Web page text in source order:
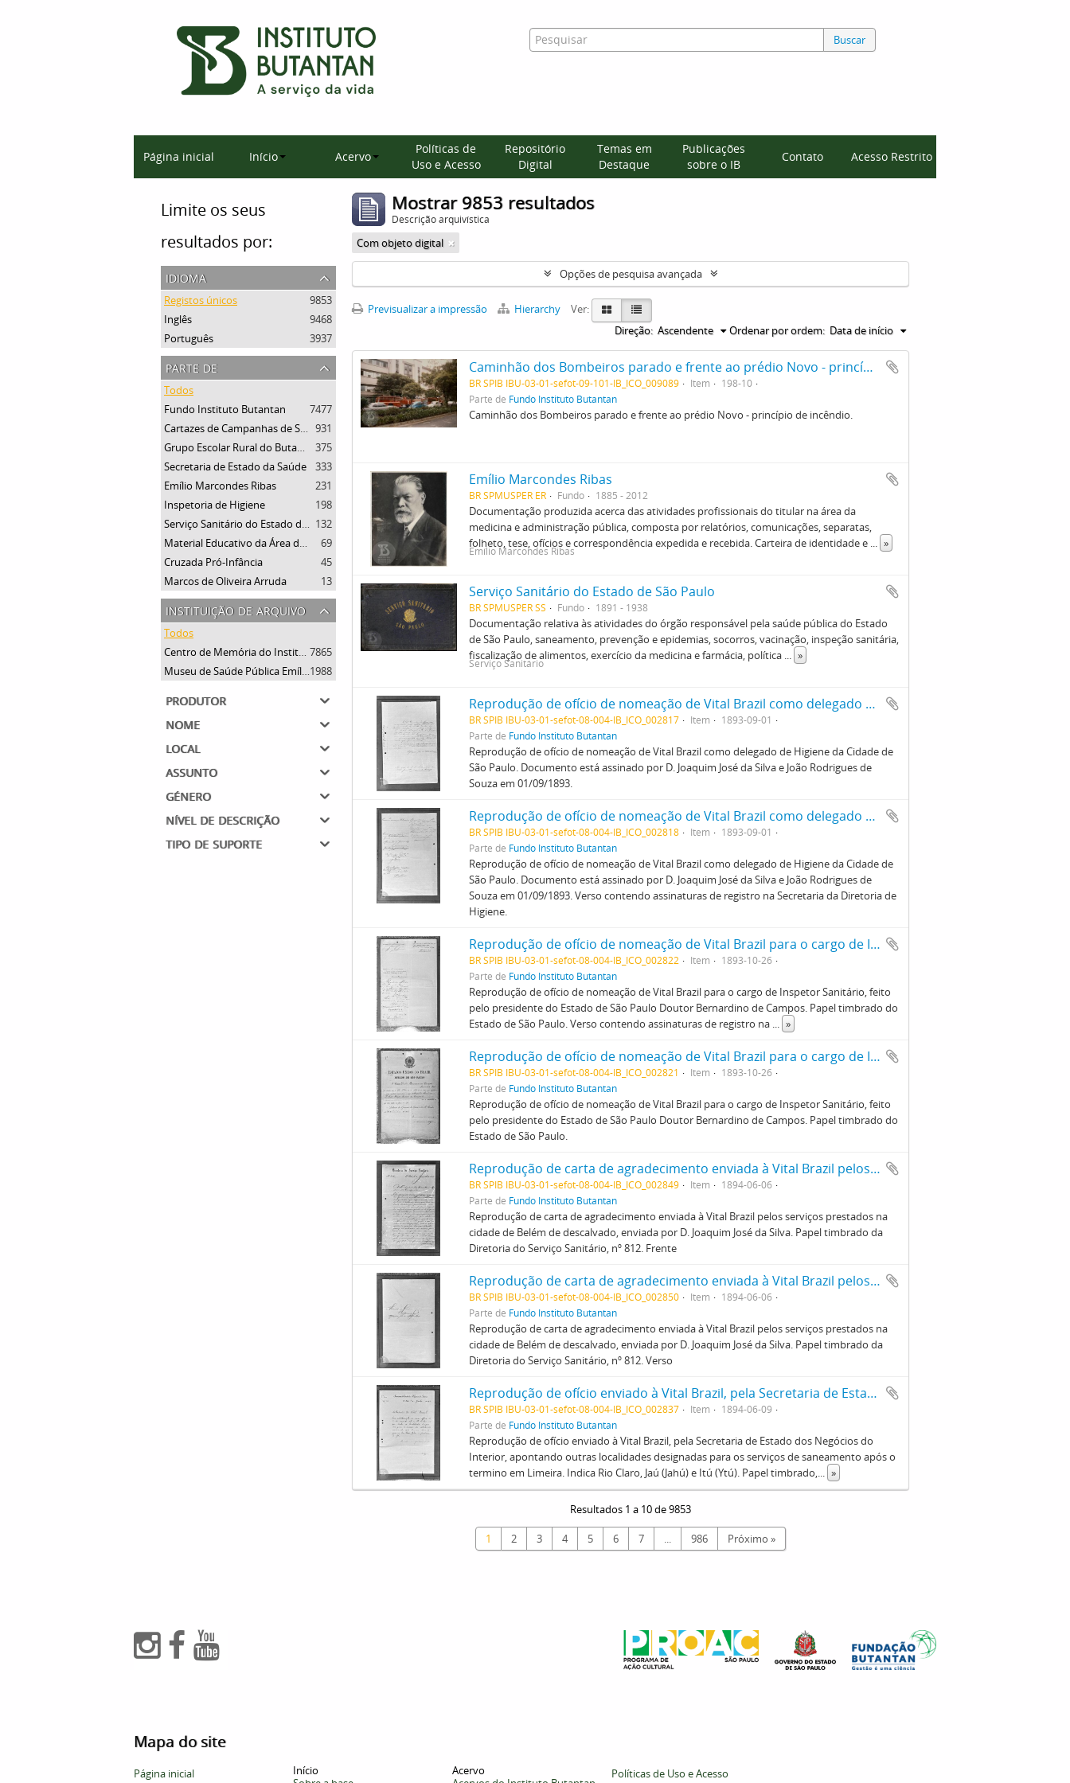
Buscar
Página inicial Início Acervo
Políticas de
Uso e Acesso
Repositório
Digital
Temas em
Destaque
Publicações
sobre o IB
Contato Acesso Restrito
Limite os seus
resultados por:
idioma
Registos únicos
9853
Inglês
9468
Português
3937
parte de
Todos
Fundo Instituto Butantan
7477
Cartazes de Campanhas de Saúde 931
Grupo Escolar Rural do Butantan
375
Secretaria de Estado da Saúde
333
Emílio Marcondes Ribas
231
Inspetoria de Higiene
198
Serviço Sanitário do Estado de São Paulo 132
Material Educativo da Área da Saúde
69
Cruzada Pró-Infância
45
Marcos de Oliveira Arruda
13
instituição de arquivo
Todos
Centro de Memória do Instituto Butantan 7865
Museu de Saúde Pública Emílio Ribas1988
produtor
nome
local
assunto
género
nível de descrição
tipo de suporte
Mostrar 9853 resultados
Descrição arquivística
Com objeto digital
Opções de pesquisa avançada
Previsualizar a impressão Hierarchy
Ver:
Ordenar por ordem: Data de início
Direção: Ascendente
Caminhão dos Bombeiros parado e frente ao prédio Novo - princípio de incêndio.
BR SPIB IBU-03-01-sefot-09-101-IB_ICO_009089 Item
198-10
Parte de Fundo Instituto Butantan
Caminhão dos Bombeiros parado e frente ao prédio Novo - princípio de incêndio.
Emílio Marcondes Ribas
BR SPMUSPER ER Fundo 1885 - 2012
Documentação produzida acerca das atividades profissionais do titular na área da
medicina e administração pública, composta por relatórios, comunicações, separatas,
folheto, tese, ofícios e correspondência expedida e recebida. Carteira de identidade e ... »
Emílio Marcondes Ribas
Serviço Sanitário do Estado de São Paulo
BR SPMUSPER SS Fundo 1891 - 1938
Documentação relativa às atividades do órgão responsável pela saúde pública do Estado
de São Paulo, saneamento, prevenção e epidemias, socorros, vacinação, inspeção sanitária,
fiscalização de alimentos, exercício da medicina e farmácia, política ... »
Serviço Sanitário
Reprodução de ofício de nomeação de Vital Brazil como delegado de Higiene da Cidade de São Paulo. Documento está assinado por D. Joaquim José da Silva e João Rodrigues de Souza em 01/09/1893.
BR SPIB IBU-03-01-sefot-08-004-IB_ICO_002817 Item
1893-09-01
Parte de Fundo Instituto Butantan
Reprodução de ofício de nomeação de Vital Brazil como delegado de Higiene da Cidade de
São Paulo. Documento está assinado por D. Joaquim José da Silva e João Rodrigues de
Souza em 01/09/1893.
Reprodução de ofício de nomeação de Vital Brazil como delegado de Higiene da Cidade de São Paulo. Documento está assinado por D. Joaquim José da Silva e João Rodrigues de Souza em 01/09/1893. Verso contendo assinaturas de registro na Secretaria da Diretoria de Higiene.
BR SPIB IBU-03-01-sefot-08-004-IB_ICO_002818 Item
1893-09-01
Parte de Fundo Instituto Butantan
Reprodução de ofício de nomeação de Vital Brazil como delegado de Higiene da Cidade de
São Paulo. Documento está assinado por D. Joaquim José da Silva e João Rodrigues de
Souza em 01/09/1893. Verso contendo assinaturas de registro na Secretaria da Diretoria de
Higiene.
Reprodução de ofício de nomeação de Vital Brazil para o cargo de Inspetor Sanitário, feito pelo presidente do Estado de São Paulo Doutor Bernardino de Campos. Papel timbrado do Estado de São Paulo. Verso
BR SPIB IBU-03-01-sefot-08-004-IB_ICO_002822 Item
1893-10-26
Parte de Fundo Instituto Butantan
Reprodução de ofício de nomeação de Vital Brazil para o cargo de Inspetor Sanitário, feito
pelo presidente do Estado de São Paulo Doutor Bernardino de Campos. Papel timbrado do
Estado de São Paulo. Verso contendo assinaturas de registro na ... »
Reprodução de ofício de nomeação de Vital Brazil para o cargo de Inspetor Sanitário, feito pelo presidente do Estado de São Paulo Doutor Bernardino de Campos. Papel timbrado do Estado de São Paulo. Frente
BR SPIB IBU-03-01-sefot-08-004-IB_ICO_002821 Item
1893-10-26
Parte de Fundo Instituto Butantan
Reprodução de ofício de nomeação de Vital Brazil para o cargo de Inspetor Sanitário, feito
pelo presidente do Estado de São Paulo Doutor Bernardino de Campos. Papel timbrado do
Estado de São Paulo.
Reprodução de carta de agradecimento enviada à Vital Brazil pelos serviços prestados na cidade de Belém de descalvado, enviada por D. Joaquim José da Silva. Papel timbrado da Diretoria do Serviço Sanitário, nº 812. Frente
BR SPIB IBU-03-01-sefot-08-004-IB_ICO_002849 Item
1894-06-06
Parte de Fundo Instituto Butantan
Reprodução de carta de agradecimento enviada à Vital Brazil pelos serviços prestados na
cidade de Belém de descalvado, enviada por D. Joaquim José da Silva. Papel timbrado da
Diretoria do Serviço Sanitário, nº 812. Frente
Reprodução de carta de agradecimento enviada à Vital Brazil pelos serviços prestados na cidade de Belém de descalvado, enviada por D. Joaquim José da Silva. Papel timbrado da Diretoria do Serviço Sanitário, nº 812. Verso
BR SPIB IBU-03-01-sefot-08-004-IB_ICO_002850 Item
1894-06-06
Parte de Fundo Instituto Butantan
Reprodução de carta de agradecimento enviada à Vital Brazil pelos serviços prestados na
cidade de Belém de descalvado, enviada por D. Joaquim José da Silva. Papel timbrado da
Diretoria do Serviço Sanitário, nº 812. Verso
Reprodução de ofício enviado à Vital Brazil, pela Secretaria de Estado dos Negócios do Interior, apontando outras localidades designadas para os serviços de saneamento após o termino em Limeira. Indica Rio Claro, Jaú (Jahú) e Itú (Ytú). Papel timbrado, 2 ª seção nº101
BR SPIB IBU-03-01-sefot-08-004-IB_ICO_002837 Item
1894-06-09
Parte de Fundo Instituto Butantan
Reprodução de ofício enviado à Vital Brazil, pela Secretaria de Estado dos Negócios do
Interior, apontando outras localidades designadas para os serviços de saneamento após o
termino em Limeira. Indica Rio Claro, Jaú (Jahú) e Itú (Ytú). Papel timbrado,... »
Resultados 1 a 10 de 9853
1 2 3 4 5 6 7 ... 986 Próximo »
Mapa do site
Página inicial
Início
Acervo
Políticas de Uso e Acesso